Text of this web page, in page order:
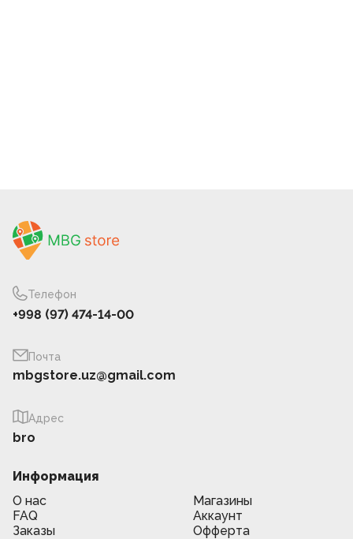
Телефон
+998 (97) 474-14-00
Почта
mbgstore.uz@gmail.com
Адрес
bro
Информация
О нас
Магазины
FAQ
Аккаунт
Заказы
Офферта